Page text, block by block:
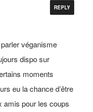
REPLY
véganisme
dispo sur
moments
eu la chance d’être
amis pour les coups